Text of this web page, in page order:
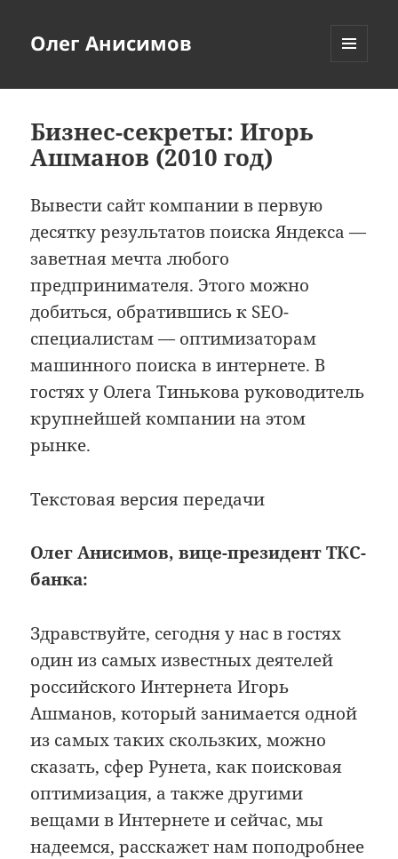
Олег Анисимов
Бизнес-секреты: Игорь
Ашманов (2010 год)
Вывести сайт компании в первую
десятку результатов поиска Яндекса —
заветная мечта любого
предпринимателя. Этого можно
добиться, обратившись к SEO-
специалистам — оптимизаторам
машинного поиска в интернете. В
гостях у Олега Тинькова руководитель
крупнейшей компании на этом
рынке.
Текстовая версия передачи
Олег Анисимов, вице-президент ТКС-
банка:
Здравствуйте, сегодня у нас в гостях
один из самых известных деятелей
российского Интернета Игорь
Ашманов, который занимается одной
из самых таких скользких, можно
сказать, сфер Рунета, как поисковая
оптимизация, а также другими
вещами в Интернете и сейчас, мы
надеемся, расскажет нам поподробнее